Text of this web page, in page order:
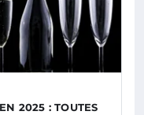
2025 : TOUTES